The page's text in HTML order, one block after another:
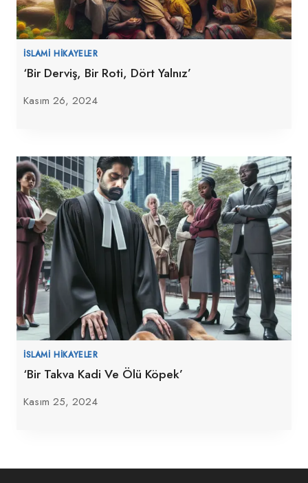
İSLAMI HIKAYELER
‘Bir Derviş, Bir Roti, Dört Yalnız’
Kasım 26, 2024
İSLAMI HIKAYELER
‘Bir Takva Kadi Ve Ölü Köpek’
Kasım 25, 2024